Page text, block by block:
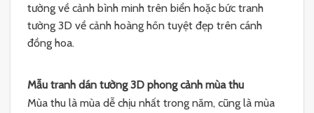
tường về cảnh bình minh trên biển hoặc bức tranh
tường 3D về cảnh hoàng hôn tuyệt đẹp trên cánh
đồng hoa.
Mẫu tranh dán tường 3D phong cảnh mùa thu
Mùa thu là mùa dễ chịu nhất trong năm, cũng là mùa